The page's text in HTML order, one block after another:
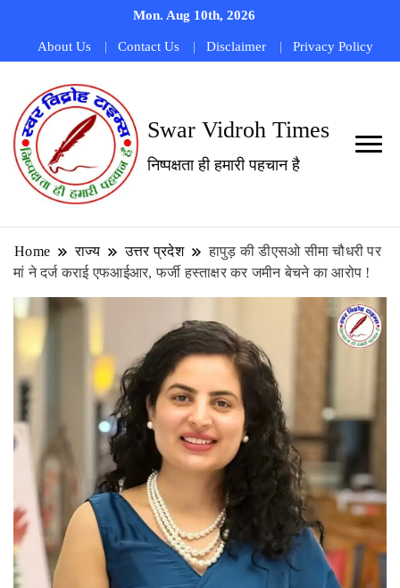
Mon. Aug 10th, 2026
About Us Contact Us Disclaimer Privacy Policy
Swar Vidroh Times
निष्पक्षता ही हमारी पहचान है
Home राज्य उत्तर प्रदेश
हापुड़ की डीएसओ सीमा चौधरी पर
मां ने दर्ज कराई एफआईआर, फर्जी हस्ताक्षर कर जमीन बेचने का आरोप !